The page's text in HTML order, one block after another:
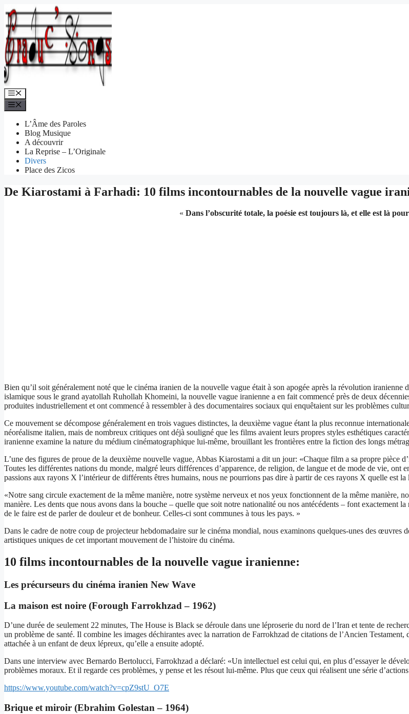
Aller
au
contenu
Menu
L’Âme des Paroles
Blog Musique
A découvrir
La Reprise – L’Originale
Divers
Place des Zicos
De Kiarostami à Farhadi: 10 films incontournables de la nouvelle vague
« Dans l’obscurité totale, la poésie est toujours là, et elle est là
Bien qu’il soit généralement noté que le cinéma iranien de la nouvelle vague était à son apogée après la révolution
islamique sous le grand ayatollah Ruhollah Khomeini, la nouvelle vague iranienne a en fait commencé près de deux
produites industriellement et ont commencé à ressembler à des documentaires sociaux qui enquêtaient sur les problèmes
Ce mouvement se décompose généralement en trois vagues distinctes, la deuxième vague étant la plus reconnue
néoréalisme italien, mais de nombreux critiques ont déjà souligné que les films avaient leurs propres styles esthétiques
iranienne examine la nature du médium cinématographique lui-même, brouillant les frontières entre la fiction des longs
L’une des figures de proue de la deuxième nouvelle vague, Abbas Kiarostami a dit un jour: «Chaque film a sa propre pièce
Toutes les différentes nations du monde, malgré leurs différences d’apparence, de religion, de langue et de mode de vie, ont
passions aux rayons X l’intérieur de différents êtres humains, nous ne pourrions pas dire à partir de ces rayons X quelle est
«Notre sang circule exactement de la même manière, notre système nerveux et nos yeux fonctionnent de la même manière,
manière. Les dents que nous avons dans la bouche – quelle que soit notre nationalité ou nos antécédents – font exactement
de le faire est de parler de douleur et de bonheur. Celles-ci sont communes à tous les pays. »
Dans le cadre de notre coup de projecteur hebdomadaire sur le cinéma mondial, nous examinons quelques-unes des
artistiques uniques de cet important mouvement de l’histoire du cinéma.
10 films incontournables de la nouvelle vague iranienne:
Les précurseurs du cinéma iranien New Wave
La maison est noire (Forough Farrokhzad – 1962)
D’une durée de seulement 22 minutes, The House is Black se déroule dans une léproserie du nord de l’Iran et tente de
un problème de santé. Il combine les images déchirantes avec la narration de Farrokhzad de citations de l’Ancien
attachée à un enfant de deux lépreux, qu’elle a ensuite adopté.
Dans une interview avec Bernardo Bertolucci, Farrokhzad a déclaré: «Un intellectuel est celui qui, en plus d’essayer le
problèmes moraux. Et il regarde ces problèmes, y pense et les résout lui-même. Plus que ceux qui réalisent une série
https://www.youtube.com/watch?v=cpZ9stU_O7E
Brique et miroir (Ebrahim Golestan – 1964)